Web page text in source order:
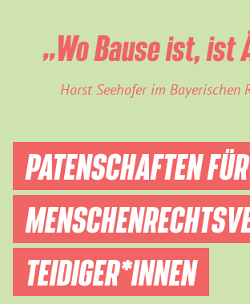
„Wo Bause ist, ist
Horst Seehofer im Bayerischen
PATENSCHAFTEN FÜR
TEIDIGER­*INNEN